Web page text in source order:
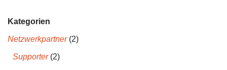
Kategorien
Netzwerkpartner(2)
Supporter(2)